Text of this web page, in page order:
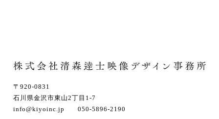
〒920-0831
石川県金沢市東山2丁目1-7
info@kiyoinc.jp 050-5896-2190